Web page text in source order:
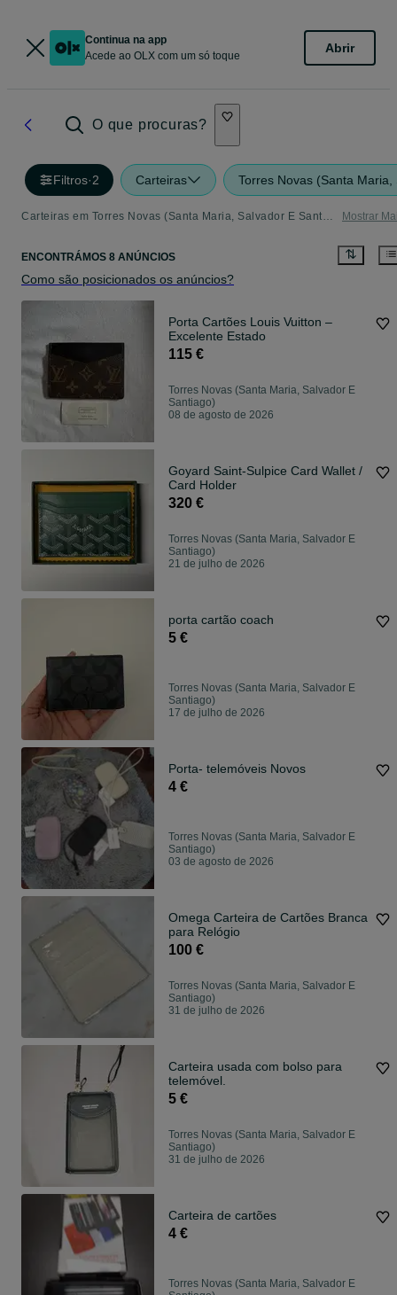
Continua na app
Acede ao OLX com um só toque
Abrir
O que procuras?
Filtros·2 Carteiras Torres Novas (Santa
Carteiras em Torres Novas (Santa Maria, Salvador E Santiago) - tudo o que precisa Mostrar
ENCONTRÁMOS 8 ANÚNCIOS
Como são posicionados os anúncios?
Porta Cartões Louis Vuitton –
Excelente Estado
115 €
Torres Novas (Santa Maria, Salvador E
Santiago)
08 de agosto de 2026
Goyard Saint-Sulpice Card Wallet /
Card Holder
320 €
Torres Novas (Santa Maria, Salvador E
Santiago)
21 de julho de 2026
porta cartão coach
5 €
Torres Novas (Santa Maria, Salvador E
Santiago)
17 de julho de 2026
Porta- telemóveis Novos
4 €
Torres Novas (Santa Maria, Salvador E
Santiago)
03 de agosto de 2026
Omega Carteira de Cartões Branca
para Relógio
100 €
Torres Novas (Santa Maria, Salvador E
Santiago)
31 de julho de 2026
Carteira usada com bolso para
telemóvel.
5 €
Torres Novas (Santa Maria, Salvador E
Santiago)
31 de julho de 2026
Carteira de cartões
4 €
Torres Novas (Santa Maria, Salvador E